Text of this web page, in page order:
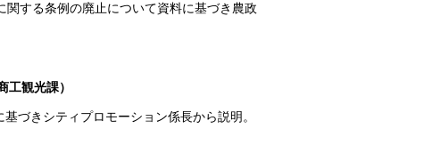
する条例の廃止について資料に基づき農政
観光課）
づきシティプロモーション係長から説明。